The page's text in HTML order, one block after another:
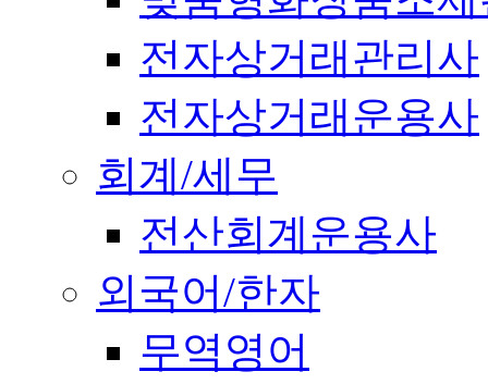
전자상거래관리사
전자상거래운용사
회계/세무
전산회계운용사
외국어/한자
무역영어